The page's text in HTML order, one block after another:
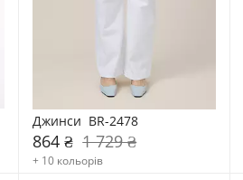
Джинси  BR-2478
864 ₴ 1 729 ₴
+ 10 кольорів